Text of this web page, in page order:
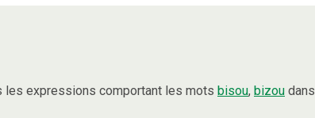
les expressions comportant les mots bisou, bizou